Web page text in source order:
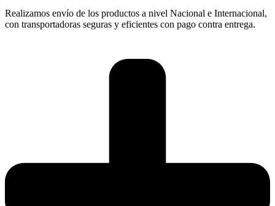
Realizamos envío de los productos a nivel Nacional e Internacional,
con transportadoras seguras y eficientes con pago contra entrega.